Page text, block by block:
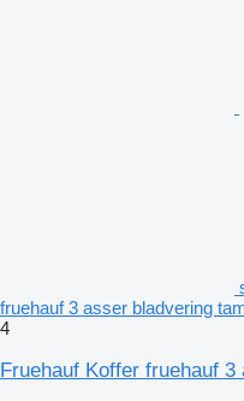
fruehauf 3 asser bladvering
4
Fruehauf Koffer fruehauf